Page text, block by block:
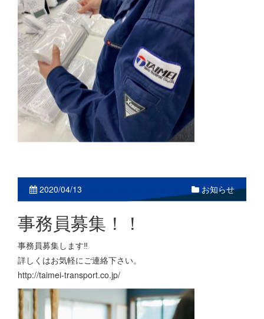
2020/04/13 お知らせ
事務員募集！！
事務員募集します‼️
詳しくはお気軽にご連絡下さい。
http://taimei-transport.co.jp/